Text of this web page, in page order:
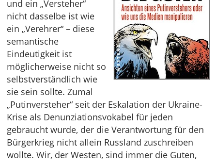
und ein „Versteher“
nicht dasselbe ist wie
ein „Verehrer“ – diese
semantische
Eindeutigkeit ist
möglicherweise nicht so
selbstverständlich wie
sie sein sollte. Zumal
„Putinversteher“ seit der Eskalation der Ukraine-
Krise als Denunziationsvokabel für jeden
gebraucht wurde, der die Verantwortung für den
Bürgerkrieg nicht allein Russland zuschreiben
wollte. Wir, der Westen, sind immer die Guten,